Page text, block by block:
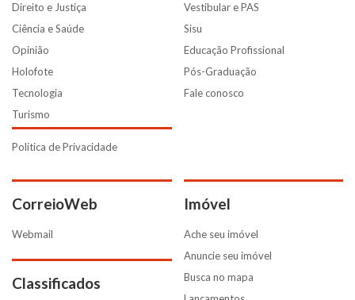
Direito e Justiça
Ciência e Saúde
Opinião
Holofote
Tecnologia
Turismo
Política de Privacidade
Vestibular e PAS
Sisu
Educação Profissional
Pós-Graduação
Fale conosco
CorreioWeb
Webmail
Classificados
Imóvel
Ache seu imóvel
Anuncie seu imóvel
Busca no mapa